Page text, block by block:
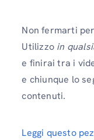
Non fermarti
Utilizzo in
e finirai tra i
e chiunque lo
contenuti.
Leggi questo